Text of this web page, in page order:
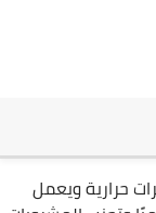
حرارية ويعمل